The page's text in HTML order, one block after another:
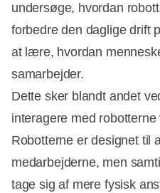
undersøge, hvordan
forbedre den daglige drift
at lære, hvordan
samarbejder.
Dette sker blandt andet
interagere med
Robotterne er designet til
medarbejderne, men
tage sig af mere fysisk